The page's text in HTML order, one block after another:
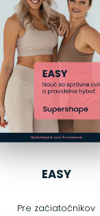
EASY
Pre začiatočníkov